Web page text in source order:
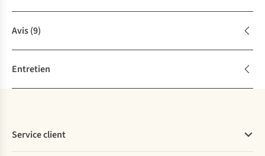
Avis(9)
Entretien
Service client